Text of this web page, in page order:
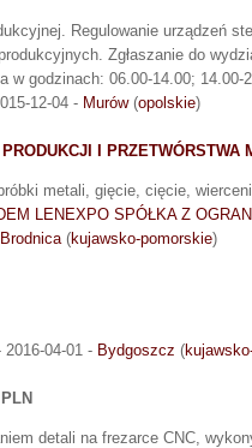
Regulowanie urządzeń
Zgłaszanie do
w godzinach: 06.00-14.00; 14.00-
12-04 - Murów(opolskie)
I PRZETWÓRSTWA
metali, gięcie, cięcie,
LENEXPO SPÓŁKA Z
Brodnica (kujawsko-pomorskie)
2016-04-01 - Bydgoszcz (
detali na frezarce CNC,